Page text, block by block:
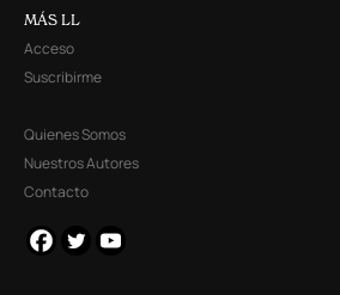
MÁS LL
Acceso
Suscribirme
Quienes Somos
Nuestros Autores
Contacto